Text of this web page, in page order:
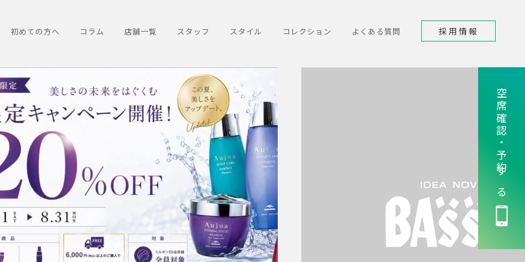
初めての方へ コラム 店舗一覧 スタッフ スタイル コレクション よくある質問 採用情報
空席確認・予約する